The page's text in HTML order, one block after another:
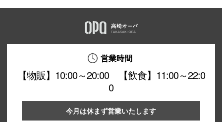
営業時間
【物販】10:00～20:00 【飲食】11:00～22:0
0
今月は休まず営業いたします